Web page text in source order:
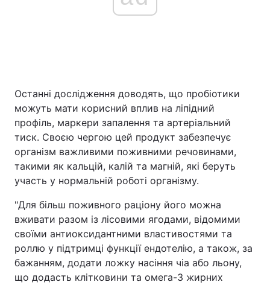
Останні дослідження доводять, що пробіотики
можуть мати корисний вплив на ліпідний
профіль, маркери запалення та артеріальний
тиск. Своєю чергою цей продукт забезпечує
організм важливими поживними речовинами,
такими як кальцій, калій та магній, які беруть
участь у нормальній роботі організму.
"Для більш поживного раціону його можна
вживати разом із лісовими ягодами, відомими
своїми антиоксидантними властивостями та
роллю у підтримці функції ендотелію, а також, за
бажанням, додати ложку насіння чіа або льону,
що додасть клітковини та омега-3 жирних